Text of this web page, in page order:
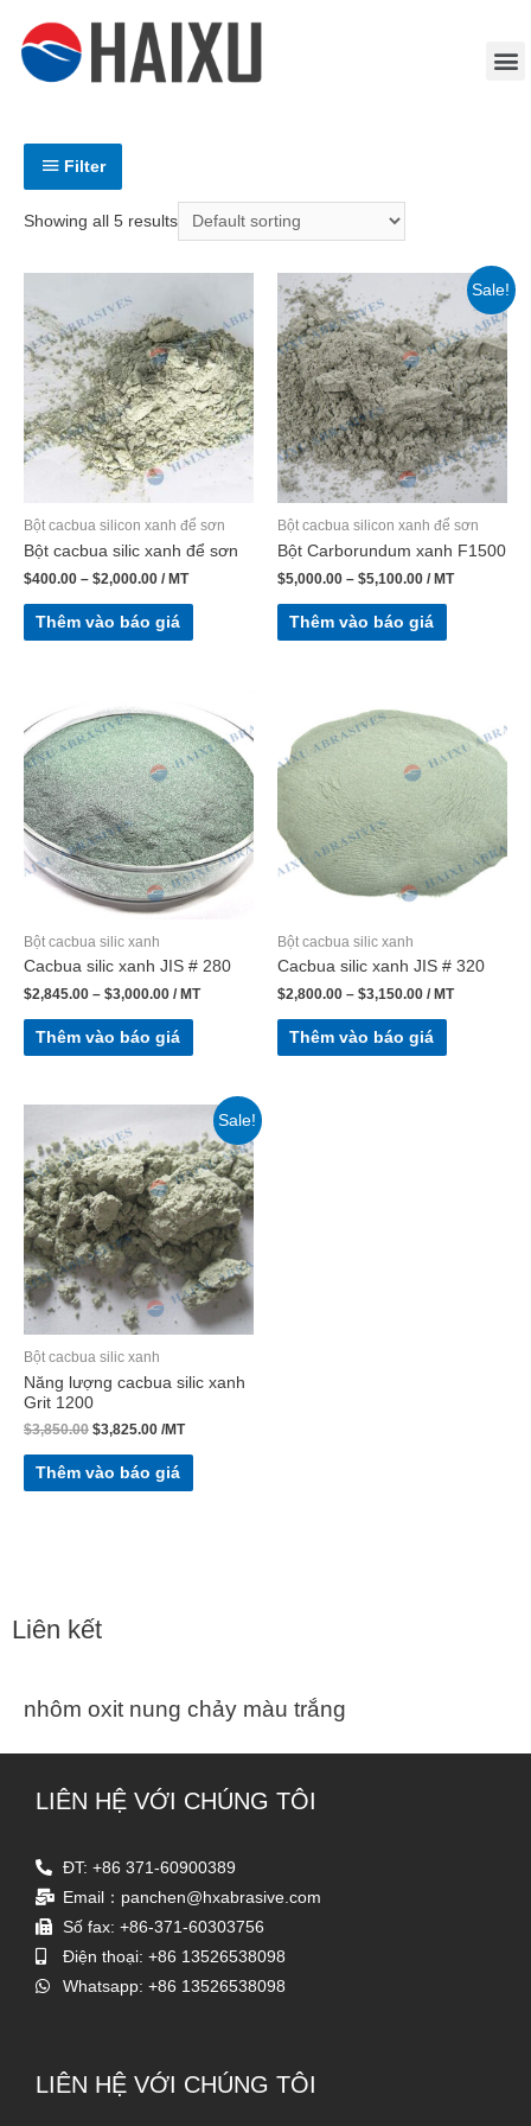
Filter
Showing all 5 results
Bột cacbua silicon xanh để sơn
Bột cacbua silic xanh để sơn
$400.00 – $2,000.00 / MT
Thêm vào báo giá
Sale!
Bột cacbua silicon xanh để sơn
Bột Carborundum xanh F1500
$5,000.00 – $5,100.00 / MT
Thêm vào báo giá
Bột cacbua silic xanh
Cacbua silic xanh JIS # 280
$2,845.00 – $3,000.00 / MT
Thêm vào báo giá
Bột cacbua silic xanh
Cacbua silic xanh JIS # 320
$2,800.00 – $3,150.00 / MT
Thêm vào báo giá
Sale!
Bột cacbua silic xanh
Năng lượng cacbua silic xanh
Grit 1200
$3,850.00 $3,825.00 /MT
Thêm vào báo giá
Liên kết
nhôm oxit nung chảy màu trắng
LIÊN HỆ VỚI CHÚNG TÔI
ĐT: +86 371-60900389
Email：panchen@hxabrasive.com
Số fax: +86-371-60303756
Điện thoại: +86 13526538098
Whatsapp: +86 13526538098
LIÊN HỆ VỚI CHÚNG TÔI